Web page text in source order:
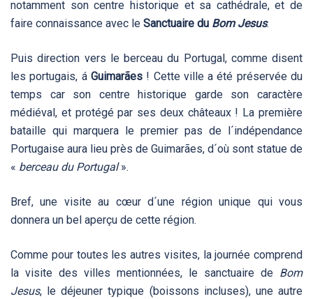
notamment son centre historique et sa cathédrale, et de
faire connaissance avec le Sanctuaire du Bom Jesus.
Puis direction vers le berceau du Portugal, comme disent
les portugais, á Guimarães! Cette ville a été préservée du
temps car son centre historique garde son caractère
médiéval, et protégé par ses deux châteaux ! La première
bataille qui marquera le premier pas de l´indépendance
Portugaise aura lieu près de Guimarães, d´où sont statue de
« berceau du Portugal».
Bref, une visite au cœur d´une région unique qui vous
donnera un bel aperçu de cette région.
Comme pour toutes les autres visites, la journée comprend
la visite des villes mentionnées, le sanctuaire de Bom
Jesus, le déjeuner typique (boissons incluses), une autre